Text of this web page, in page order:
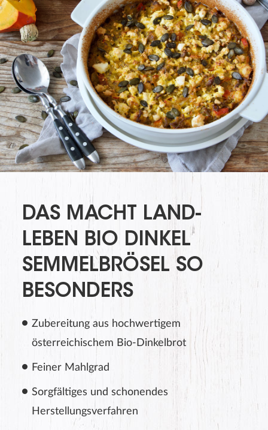
DAS MACHT LAND-
LEBEN BIO DINKEL
SEMMELBRÖSEL SO
BESONDERS
Zubereitung aus hochwertigem
österreichischem Bio-Dinkelbrot
Feiner Mahlgrad
Sorgfältiges und schonendes
Herstellungsverfahren
Produktbewertung